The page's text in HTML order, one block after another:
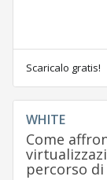
Scaricalo gratis!
WHITE
Come
percorso